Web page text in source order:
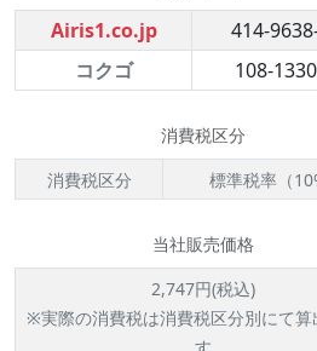
Airis1.co.jp
414-
コクゴ
108-
消費税区分
消費税区分
標準税率（
当社販売価格
2,747円(税込)
※実際の消費税は消費税区分別にて算